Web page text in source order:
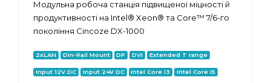
Модульна робоча станція підвищеної міцності й
продуктивності на Intel® Xeon® та Core™ 7/6-го
покоління Cincoze DX-1000
2xLAN Din-Rail Mount DP DVI Extended T range
Input 12V DC Input 24V DC Intel Core i3 Intel Core i5